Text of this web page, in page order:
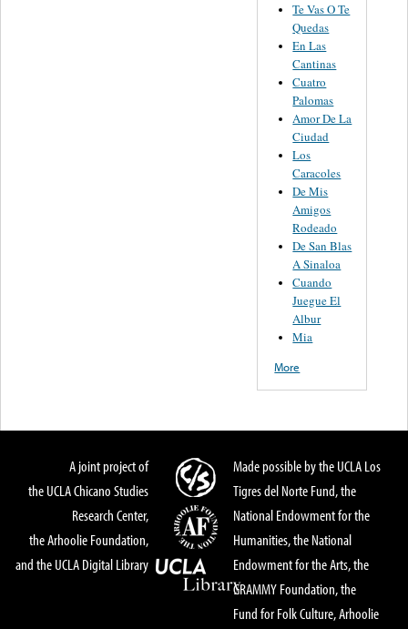
Te Vas O Te
Quedas
En Las
Cantinas
Cuatro
Palomas
Amor De La
Ciudad
Los
Caracoles
De Mis
Amigos
Rodeado
De San Blas
A Sinaloa
Cuando
Juegue El
Albur
Mia
More
A joint project of
the UCLA Chicano Studies
Research Center,
the Arhoolie Foundation,
and the UCLA Digital Library
Made possible by the UCLA Los
Tigres del Norte Fund, the
National Endowment for the
Humanities, the National
Endowment for the Arts, the
GRAMMY Foundation, the
Fund for Folk Culture, Arhoolie